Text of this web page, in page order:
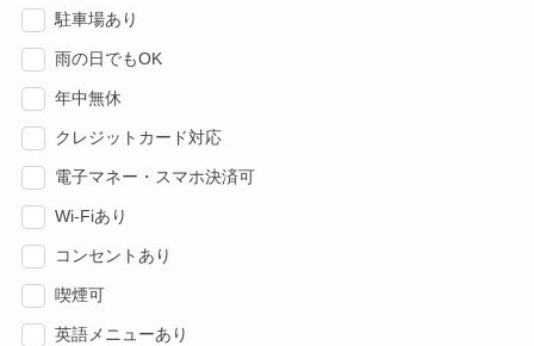
駐車場あり
雨の日でもOK
年中無休
クレジットカード対応
電子マネー・スマホ決済可
Wi-Fiあり
コンセントあり
喫煙可
英語メニューあり